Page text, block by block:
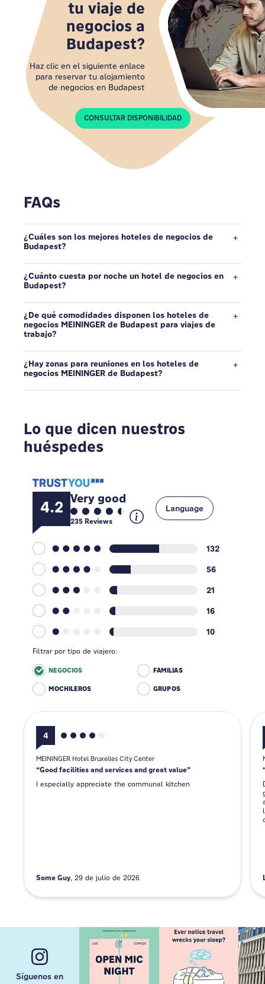
tu viaje de
negocios a
Budapest?
Haz clic en el siguiente enlace
para reservar tu alojamiento
de negocios en Budapest
CONSULTAR DISPONIBILIDAD
FAQs
¿Cuáles son los mejores hoteles de negocios de
Budapest?
¿Cuánto cuesta por noche un hotel de negocios en
Budapest?
¿De qué comodidades disponen los hoteles de
negocios MEININGER de Budapest para viajes de
trabajo?
¿Hay zonas para reuniones en los hoteles de
negocios MEININGER de Budapest?
Lo que dicen nuestros
huéspedes
4.2 Very good
235Reviews
132
56
21
16
10
Language
Filtrar por tipo de viajero:
NEGOCIOS FAMILIAS
MOCHILEROS GRUPOS
4
MEININGER Hotel Bruxelles City Center
Good facilities and services and great value
I especially appreciate the communal kitchen
Some Guy 29 de julio de 2026
Síguenos en